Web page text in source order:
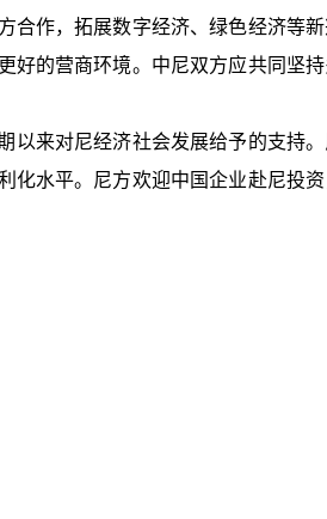
作，拓展数字经济、绿色经济等新
好的营商环境。中尼双方应共同坚
以来对尼经济社会发展给予的支持
化水平。尼方欢迎中国企业赴尼投